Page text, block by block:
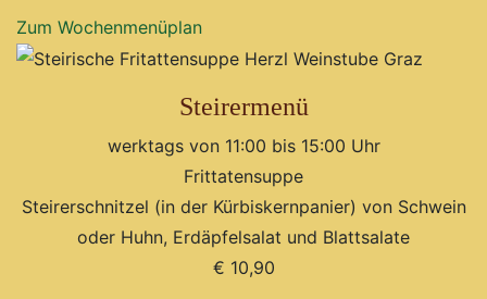
Zum Wochenmenüplan
Steirermenü
werktags von 11:00 bis 15:00 Uhr
Frittatensuppe
Steirerschnitzel (in der Kürbiskernpanier) von Schwein
oder Huhn, Erdäpfelsalat und Blattsalate
€ 10,90